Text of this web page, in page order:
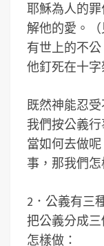
耶穌為人的
解他的愛。
有世上的不
他釘死在十
既然神能忍
我們按公義
當如何去做
事，那我們
2．公義有三
把公義分成
怎樣做：